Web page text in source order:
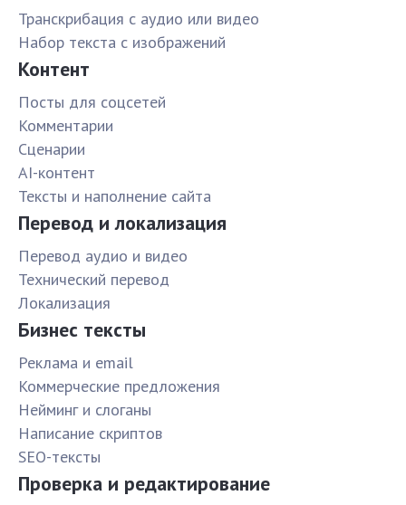
Транскрибация с аудио или видео
Набор текста с изображений
Контент
Посты для соцсетей
Комментарии
Сценарии
AI-контент
Тексты и наполнение сайта
Перевод и локализация
Перевод аудио и видео
Технический перевод
Локализация
Бизнес тексты
Реклама и email
Коммерческие предложения
Нейминг и слоганы
Написание скриптов
SEO-тексты
Проверка и редактирование